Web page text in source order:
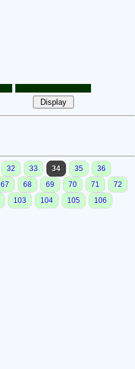
32 33 34 35
36
67 68 69 70 71
72
103 104 105
106